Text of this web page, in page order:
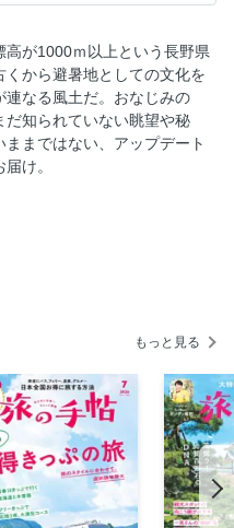
地リゾートへ 涼しい王国
けとは？ 上高地は“神降
シックホテル憧憬
ング ●小谷村・松本市ほか
・伊那谷をゆく 飯田線紀
ろいろあるぞ さわやか温
?お庭ごめん”で
心地よく響き合う、時をつ
が1000ｍ以上という長野県
から避暑地としての文化を
連なる風土だ。おなじみの
だ知られていない眺望や秘
まではない、アップデート
け。
もっと見る